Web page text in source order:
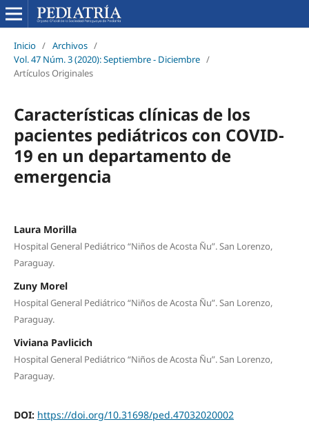
Inicio / Archivos /
Vol. 47 Núm. 3 (2020): Septiembre - Diciembre /
Artículos Originales
Características clínicas de los
pacientes pediátricos con COVID-
19 en un departamento de
emergencia
Laura Morilla
Hospital General Pediátrico “Niños de Acosta Ñu”. San Lorenzo,
Paraguay.
Zuny Morel
Hospital General Pediátrico “Niños de Acosta Ñu”. San Lorenzo,
Paraguay.
Viviana Pavlicich
Hospital General Pediátrico “Niños de Acosta Ñu”. San Lorenzo,
Paraguay.
DOI: https://doi.org/10.31698/ped.47032020002